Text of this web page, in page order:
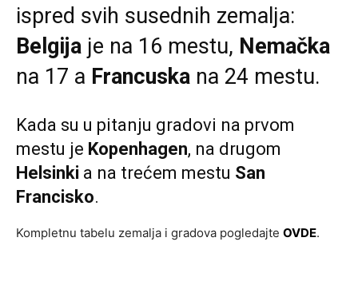
ispred svih susednih zemalja:
Belgija je na 16 mestu, Nemačka
na 17 a Francuska na 24 mestu.
Kada su u pitanju gradovi na prvom
mestu je Kopenhagen, na drugom
Helsinki a na trećem mestu San
Francisko.
Kompletnu tabelu zemalja i gradova pogledajte OVDE.